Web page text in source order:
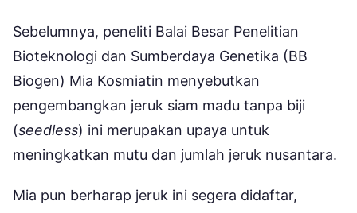
Sebelumnya, peneliti Balai Besar Penelitian
Bioteknologi dan Sumberdaya Genetika (BB
Biogen) Mia Kosmiatin menyebutkan
pengembangkan jeruk siam madu tanpa biji
(seedless) ini merupakan upaya untuk
meningkatkan mutu dan jumlah jeruk nusantara.
Mia pun berharap jeruk ini segera didaftar,